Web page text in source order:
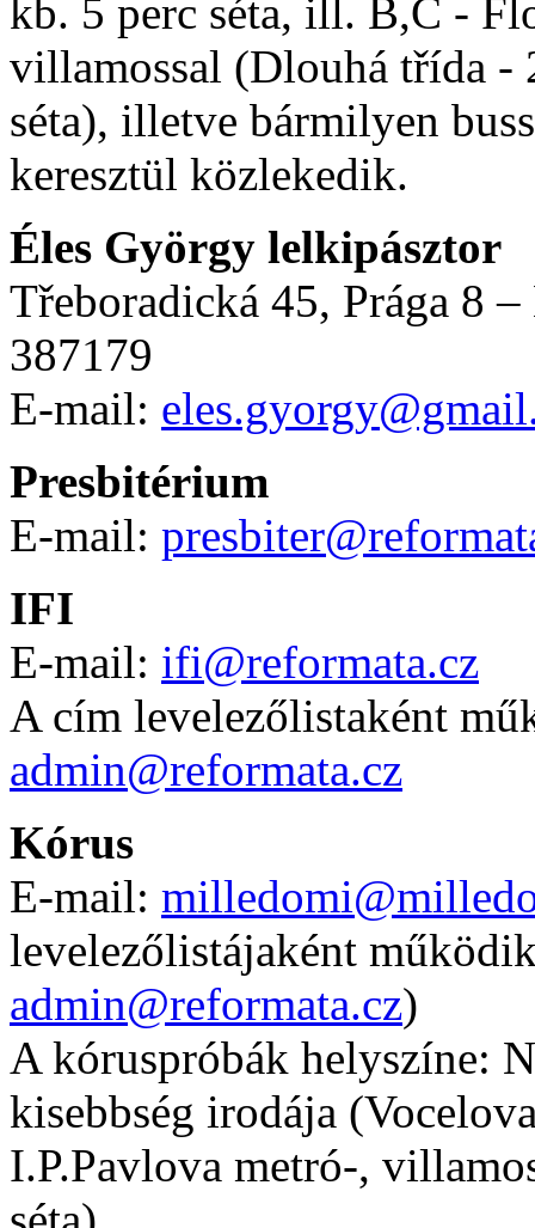
kb. 5 perc séta, ill. B,C -
villamossal (Dlouhá třída -
séta), illetve bármilyen
keresztül közlekedik.
Éles György lelkipásztor
Třeboradická 45, Prága 8
387179
E-mail:
Presbitérium
E-mail:
IFI
E-mail: ifi@reformata.cz
A cím levelezőlistaként
admin@reformata.cz
Kórus
E-mail:
levelezőlistájaként
admin@reformata.cz)
A kóruspróbák helyszíne:
kisebbség irodája
I.P.Pavlova metró-,